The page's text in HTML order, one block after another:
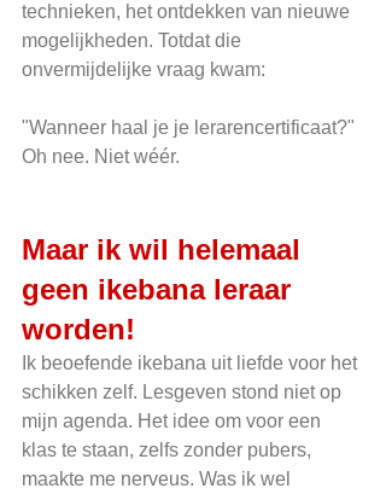
technieken, het ontdekken van nieuwe
mogelijkheden. Totdat die
onvermijdelijke vraag kwam:
"Wanneer haal je je lerarencertificaat?"
Oh nee. Niet wéér.
Maar ik wil helemaal
geen ikebana leraar
worden!
Ik beoefende ikebana uit liefde voor het
schikken zelf. Lesgeven stond niet op
mijn agenda. Het idee om voor een
klas te staan, zelfs zonder pubers,
maakte me nerveus. Was ik wel